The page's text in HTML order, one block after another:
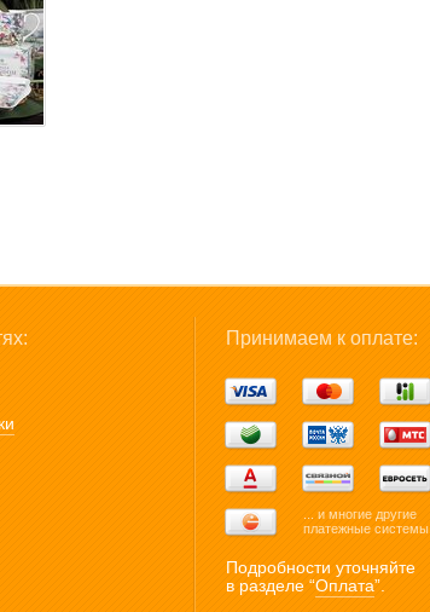
Принимаем к оплате:
... и многие другие
платежные системы.
Подробности уточняйте
в разделе “Оплата”.